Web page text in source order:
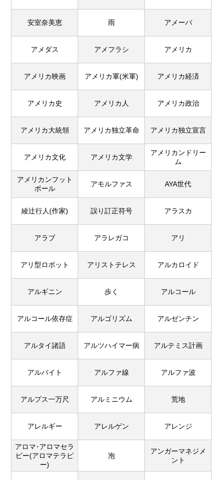
安室奈美恵 雨 アメーバ
アメダス アメフラシ アメリカ
アメリカ映画 アメリカ軍(米軍) アメリカ経済
アメリカ史 アメリカ人 アメリカ政治
アメリカ大統領 アメリカ独立革命 アメリカ独立宣言
アメリカ文化 アメリカ文学
アメリカンドリー
ム
アメリカンフット
ボール
アモルファス AYA世代
綾辻行人(作家) 誤り訂正符号 アラスカ
アラブ アラレガコ アリ
アリ型ロボット アリストテレス アルカロイド
アルギニン 歩く アルコール
アルコール依存症 アルゴリズム アルゼンチン
アルタイ諸語 アルツハイマー病 アルテミス計画
アルバイト アルファ線 アルファ波
アルプス一万尺 アルミニウム 荒地
アレルギー アレルゲン アレンジ
アロマ･アロマセラ
ピー(アロマテラピ
ー)
泡
アンガーマネジメ
ント